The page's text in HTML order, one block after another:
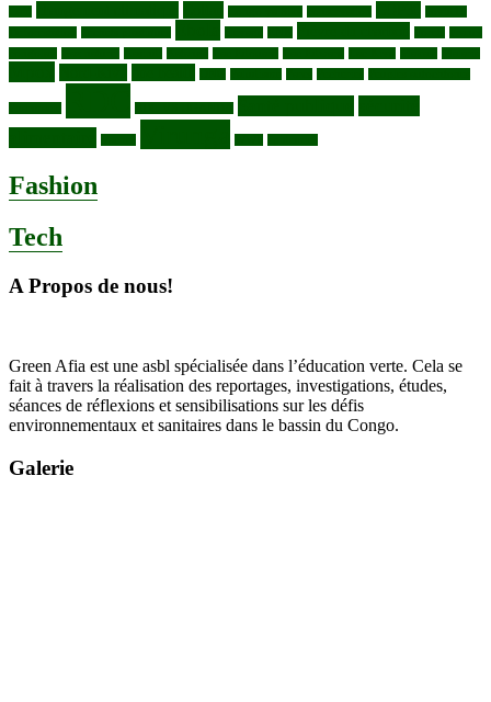
Fashion
Tech
A Propos de nous!
Green Afia est une asbl spécialisée dans l’éducation verte. Cela se
fait à travers la réalisation des reportages, investigations, études,
séances de réflexions et sensibilisations sur les défis
environnementaux et sanitaires dans le bassin du Congo.
Galerie